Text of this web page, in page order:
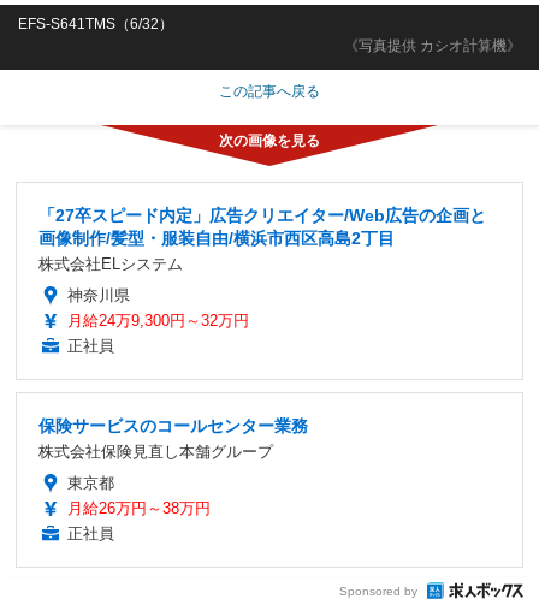
《写真提供 カシオ計算機》
EFS-S641TMS（6/32）
この記事へ戻る
「27卒スピード内定」広告クリエイター/Web広告の企画と
画像制作/髪型・服装自由/横浜市西区高島2丁目
株式会社ELシステム
神奈川県
月給24万9,300円～32万円
正社員
保険サービスのコールセンター業務
株式会社保険見直し本舗グループ
東京都
月給26万円～38万円
正社員
Sponsored by